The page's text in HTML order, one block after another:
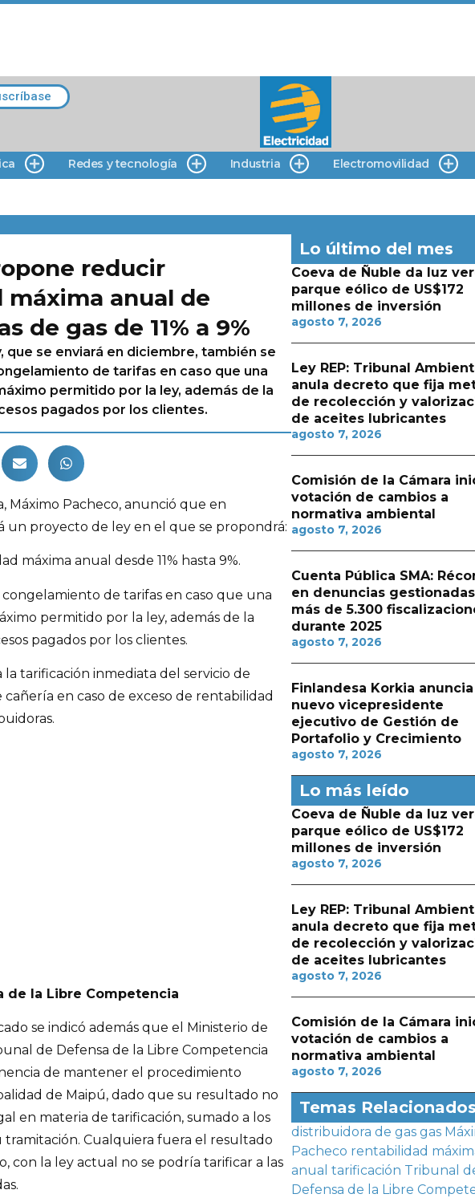
Redes y tecnología Industria Electromovilidad
reducir
anual de
de gas de 11% a 9%
que se enviará en diciembre, también se
de tarifas en caso que una
permitido por la ley, además de la
pagados por los clientes.
Máximo Pacheco, anunció que en
un proyecto de ley en el que se propondrá:
máxima anual desde 11% hasta 9%.
de tarifas en caso que una
permitido por la ley, además de la
pagados por los clientes.
la tarificación inmediata del servicio de
en caso de exceso de rentabilidad
de la Libre Competencia
se indicó además que el Ministerio de
de Defensa de la Libre Competencia
de mantener el procedimiento
de Maipú, dado que su resultado no
en materia de tarificación, sumado a los
tramitación. Cualquiera fuera el resultado
con la ley actual no se podría tarificar a las
Lo último del mes
Coeva de Ñuble da luz
parque eólico de US$172
millones de inversión
agosto 7, 2026
Ley REP: Tribunal
anula decreto que fija
de recolección y
de aceites lubricantes
agosto 7, 2026
Comisión de la Cámara
votación de cambios a
normativa ambiental
agosto 7, 2026
Cuenta Pública SMA:
en denuncias
más de 5.300
durante 2025
agosto 7, 2026
Finlandesa Korkia anuncia
nuevo vicepresidente
ejecutivo de Gestión de
Portafolio y Crecimiento
agosto 7, 2026
Lo más leído
Coeva de Ñuble da luz
parque eólico de US$172
millones de inversión
agosto 7, 2026
Ley REP: Tribunal
anula decreto que fija
de recolección y
de aceites lubricantes
agosto 7, 2026
Comisión de la Cámara
votación de cambios a
normativa ambiental
agosto 7, 2026
Temas Relacionados
distribuidora de gas gas
Pacheco rentabilidad
anual tarificación Tribunal
Defensa de la Libre